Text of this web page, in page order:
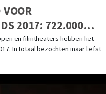
VOOR
2017: 722.000
EN
en filmtheaters hebben het
In totaal bezochten maar liefst